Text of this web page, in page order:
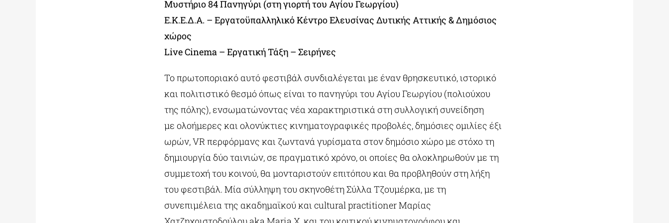
Μυστήριο 84 Πανηγύρι (στη γιορτή του Αγίου Γεωργίου)
Ε.Κ.Ε.Δ.Α. – Εργατοϋπαλληλικό Κέντρο Ελευσίνας Δυτικής Αττικής & Δημόσιος
χώρος
Live Cinema – Εργατική Τάξη – Σειρήνες
Το πρωτοποριακό αυτό φεστιβάλ συνδιαλέγεται με έναν θρησκευτικό, ιστορικό
και πολιτιστικό θεσμό όπως είναι το πανηγύρι του Αγίου Γεωργίου (πολιούχου
της πόλης), ενσωματώνοντας νέα χαρακτηριστικά στη συλλογική συνείδηση
με ολοήμερες και ολονύκτιες κινηματογραφικές προβολές, δημόσιες ομιλίες έξι
ωρών, VR περφόρμανς και ζωντανά γυρίσματα στον δημόσιο χώρο με στόχο τη
δημιουργία δύο ταινιών, σε πραγματικό χρόνο, οι οποίες θα ολοκληρωθούν με τη
συμμετοχή του κοινού, θα μονταριστούν επιτόπου και θα προβληθούν στη λήξη
του φεστιβάλ. Μία σύλληψη του σκηνοθέτη Σύλλα Τζουμέρκα, με τη
συνεπιμέλεια της ακαδημαϊκού και cultural practitioner Μαρίας